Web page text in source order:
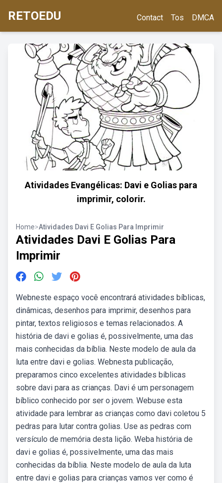
RETOEDU Contact Tos DMCA
Atividades Evangélicas: Davi e Golias para
imprimir, colorir.
Home>Atividades Davi E Golias Para Imprimir
Atividades Davi E Golias Para
Imprimir
Webneste espaço você encontrará atividades bíblicas,
dinâmicas, desenhos para imprimir, desenhos para
pintar, textos religiosos e temas relacionados. A
história de davi e golias é, possivelmente, uma das
mais conhecidas da bíblia. Neste modelo de aula da
luta entre davi e golias. Webnesta publicação,
preparamos cinco excelentes atividades bíblicas
sobre davi para as crianças. Davi é um personagem
bíblico conhecido por ser o jovem. Webuse esta
atividade para lembrar as crianças como davi coletou 5
pedras para lutar contra golias. Use as pedras com
versículo de memória desta lição. Weba história de
davi e golias é, possivelmente, uma das mais
conhecidas da bíblia. Neste modelo de aula da luta
entre davi e golias para crianças vamos ver como é